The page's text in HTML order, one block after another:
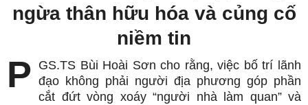
ngừa thân hữu hóa và củng cố
niềm tin
P GS.TS Bùi Hoài Sơn cho rằng, việc bố trí lãnh
đạo không phải người địa phương góp phần
cắt đứt vòng xoáy “người nhà làm quan” và